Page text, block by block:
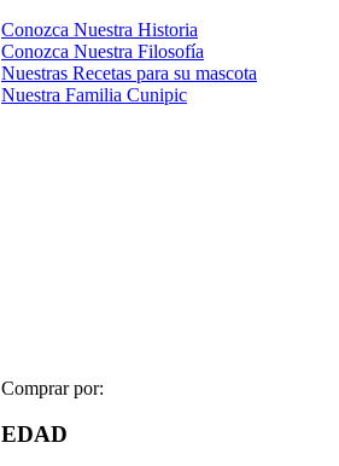
Conozca Nuestra Historia
Conozca Nuestra Filosofía
Nuestras Recetas para su mascota
Nuestra Familia Cunipic
Comprar por:
EDAD